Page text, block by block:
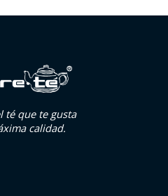
té que te gusta
calidad.